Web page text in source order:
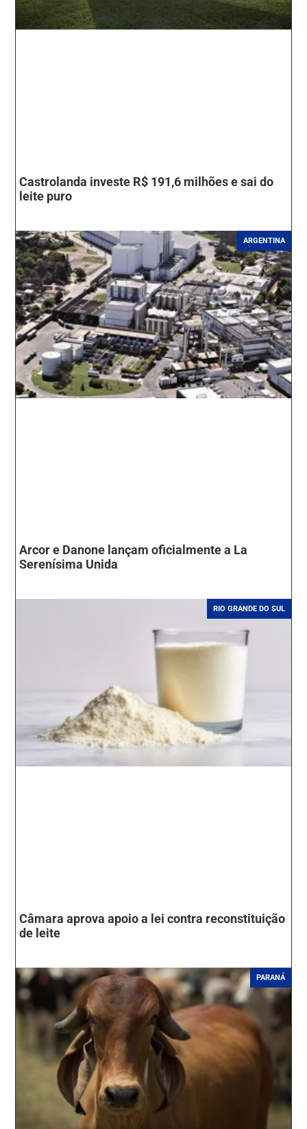
Castrolanda investe R$ 191,6 milhões e sai do
leite puro
ARGENTINA
Arcor e Danone lançam oficialmente a La
Serenísima Unida
RIO GRANDE DO SUL
Câmara aprova apoio a lei contra reconstituição
de leite
PARANÁ